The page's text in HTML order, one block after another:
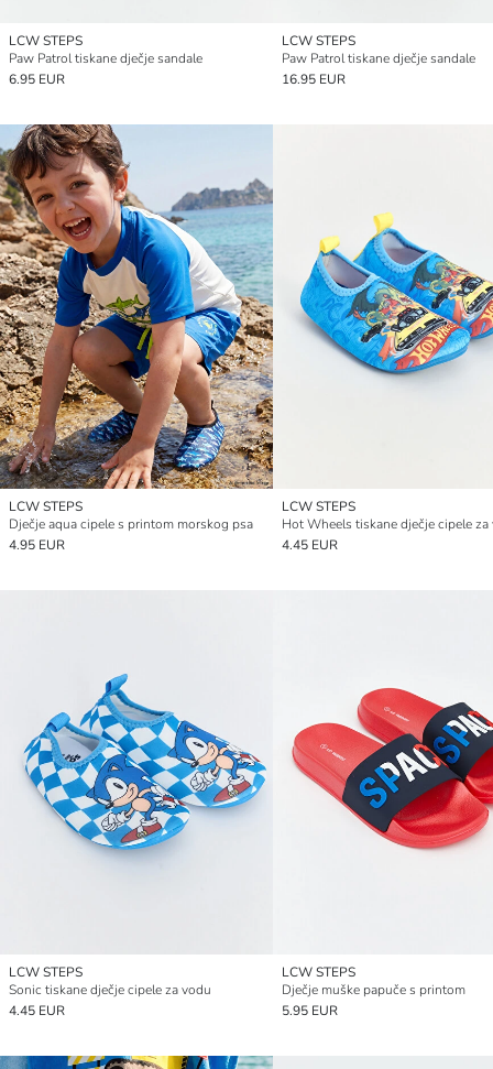
LCW STEPS
Paw Patrol tiskane dječje sandale
6.95 EUR
LCW STEPS
Paw Patrol tiskane dječje sandale
16.95 EUR
LCW STEPS
Dječje aqua cipele s printom morskog psa
4.95 EUR
LCW STEPS
Hot Wheels tiskane dječje cipele za
4.45 EUR
LCW STEPS
Sonic tiskane dječje cipele za vodu
4.45 EUR
LCW STEPS
Dječje muške papuče s printom
5.95 EUR